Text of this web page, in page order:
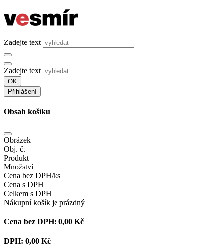
Zadejte text
Zadejte text
OK
Přihlášení
Obsah košíku
Obrázek
Obj. č.
Produkt
Množství
Cena bez DPH/ks
Cena s DPH
Celkem s DPH
Nákupní košík je prázdný
Cena bez DPH: 0,00 Kč
DPH: 0,00 Kč